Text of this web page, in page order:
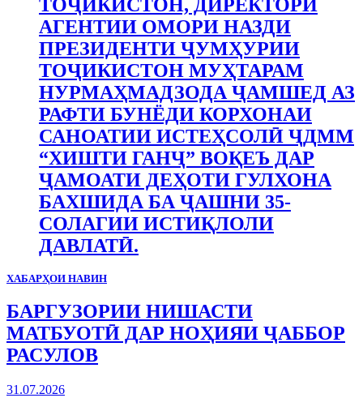
ТОҶИКИСТОН, ДИРЕКТОРИ
АГЕНТИИ ОМОРИ НАЗДИ
ПРЕЗИДЕНТИ ҶУМҲУРИИ
ТОҶИКИСТОН МУҲТАРАМ
НУРМАҲМАДЗОДА ҶАМШЕД АЗ
РАФТИ БУНЁДИ КОРХОНАИ
САНОАТИИ ИСТЕҲСОЛӢ ҶДММ
“ХИШТИ ГАНҶ” ВОҚЕЪ ДАР
ҶАМОАТИ ДЕҲОТИ ГУЛХОНА
БАХШИДА БА ҶАШНИ 35-
СОЛАГИИ ИСТИҚЛОЛИ
ДАВЛАТӢ.
ХАБАРҲОИ НАВИН
БАРГУЗОРИИ НИШАСТИ
МАТБУОТӢ ДАР НОҲИЯИ ҶАББОР
РАСУЛОВ
31.07.2026